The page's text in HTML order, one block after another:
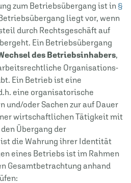
zum Betriebsübergang ist in §
liegt vor, wenn
durch Rechtsgeschäft auf
Ein Betriebsübergang
des Betriebsinhabers
Organisations-
Ein Betrieb ist eine
eine organisatorische
und/oder Sachen zur auf Dauer
wirtschaftlichen Tätigkeit mit
Übergang der
die Wahrung ihrer Identität
eines Betriebs ist im Rahmen
Gesamtbetrachtung anhand